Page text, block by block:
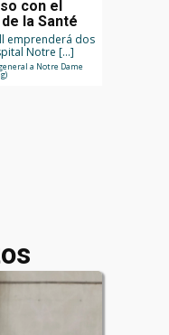
con el
la Santé
emprenderá dos
Notre […]
a Notre Dame